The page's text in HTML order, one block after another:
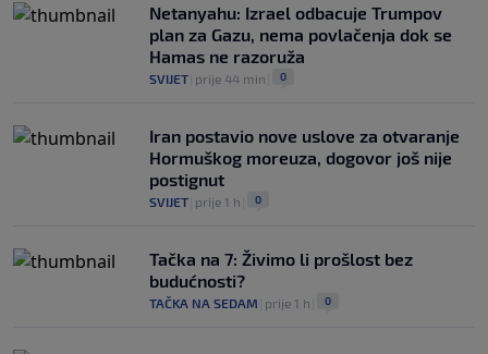
Netanyahu: Izrael odbacuje Trumpov
plan za Gazu, nema povlačenja dok se
Hamas ne razoruža
SVIJET prije 44 min 0
Iran postavio nove uslove za otvaranje
Hormuškog moreuza, dogovor još nije
postignut
SVIJET prije 1 h 0
Tačka na 7: Živimo li prošlost bez
budućnosti?
TAČKA NA SEDAM prije 1 h 0